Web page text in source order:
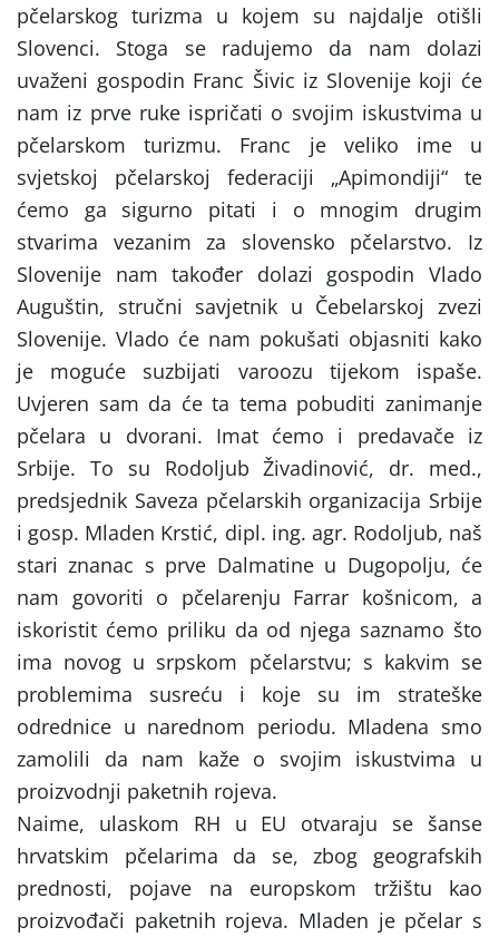
pčelarskog turizma u kojem su najdalje otišli
Slovenci. Stoga se radujemo da nam dolazi
uvaženi gospodin Franc Šivic iz Slovenije koji će
nam iz prve ruke ispričati o svojim iskustvima u
pčelarskom turizmu. Franc je veliko ime u
svjetskoj pčelarskoj federaciji „Apimondiji“ te
ćemo ga sigurno pitati i o mnogim drugim
stvarima vezanim za slovensko pčelarstvo. Iz
Slovenije nam također dolazi gospodin Vlado
Auguštin, stručni savjetnik u Čebelarskoj zvezi
Slovenije. Vlado će nam pokušati objasniti kako
je moguće suzbijati varoozu tijekom ispaše.
Uvjeren sam da će ta tema pobuditi zanimanje
pčelara u dvorani. Imat ćemo i predavače iz
Srbije. To su Rodoljub Živadinović, dr. med.,
predsjednik Saveza pčelarskih organizacija Srbije
i gosp. Mladen Krstić, dipl. ing. agr. Rodoljub, naš
stari znanac s prve Dalmatine u Dugopolju, će
nam govoriti o pčelarenju Farrar košnicom, a
iskoristit ćemo priliku da od njega saznamo što
ima novog u srpskom pčelarstvu; s kakvim se
problemima susreću i koje su im strateške
odrednice u narednom periodu. Mladena smo
zamolili da nam kaže o svojim iskustvima u
proizvodnji paketnih rojeva.
Naime, ulaskom RH u EU otvaraju se šanse
hrvatskim pčelarima da se, zbog geografskih
prednosti, pojave na europskom tržištu kao
proizvođači paketnih rojeva. Mladen je pčelar s